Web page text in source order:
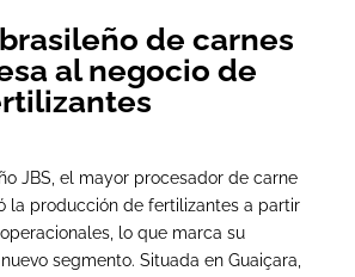
de carnes
al negocio de
JBS, el mayor procesador de carne
la producción de fertilizantes a partir
lo que marca su
segmento. Situada en Guaiçara,